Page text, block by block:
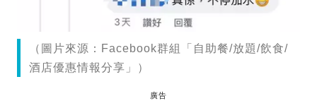
（圖片來源：Facebook群組「自助餐/放題/飲食/
酒店優惠情報分享」）
廣告